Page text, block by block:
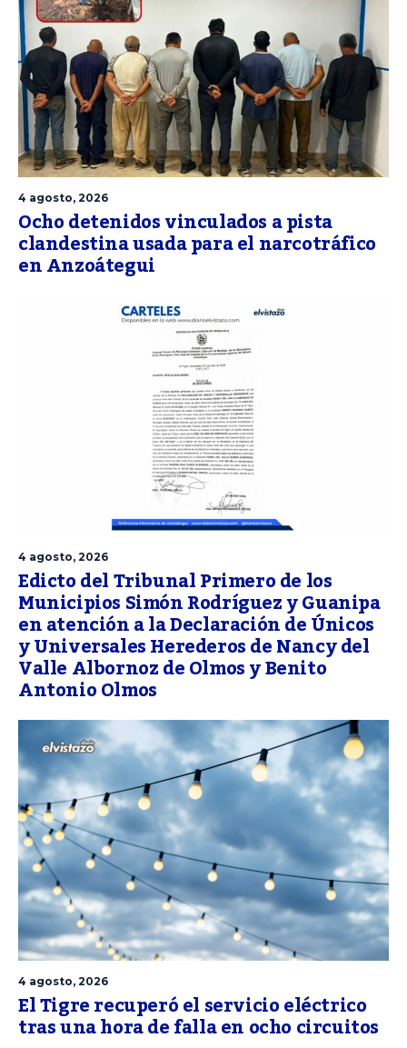
4 agosto, 2026
Ocho detenidos vinculados a pista
clandestina usada para el narcotráfico
en Anzoátegui
4 agosto, 2026
Edicto del Tribunal Primero de los
Municipios Simón Rodríguez y Guanipa
en atención a la Declaración de Únicos
y Universales Herederos de Nancy del
Valle Albornoz de Olmos y Benito
Antonio Olmos
4 agosto, 2026
El Tigre recuperó el servicio eléctrico
tras una hora de falla en ocho circuitos